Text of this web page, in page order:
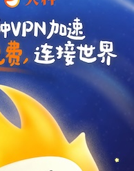
反对
反对[0]